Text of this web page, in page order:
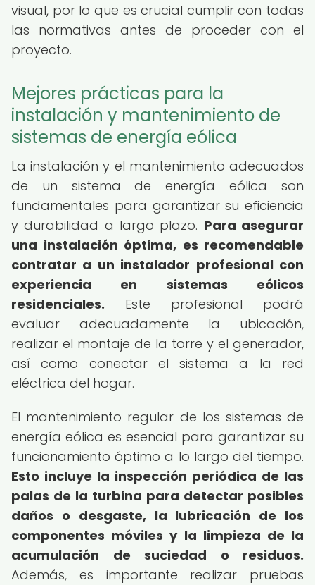
visual, por lo que es crucial cumplir con todas
las normativas antes de proceder con el
proyecto.
Mejores prácticas para la
instalación y mantenimiento de
sistemas de energía eólica
La instalación y el mantenimiento adecuados
de un sistema de energía eólica son
fundamentales para garantizar su eficiencia
y durabilidad a largo plazo. Para asegurar
una instalación óptima, es recomendable
contratar a un instalador profesional con
experiencia en sistemas eólicos
residenciales. Este profesional podrá
evaluar adecuadamente la ubicación,
realizar el montaje de la torre y el generador,
así como conectar el sistema a la red
eléctrica del hogar.
El mantenimiento regular de los sistemas de
energía eólica es esencial para garantizar su
funcionamiento óptimo a lo largo del tiempo.
Esto incluye la inspección periódica de las
palas de la turbina para detectar posibles
daños o desgaste, la lubricación de los
componentes móviles y la limpieza de la
acumulación de suciedad o residuos.
Además, es importante realizar pruebas